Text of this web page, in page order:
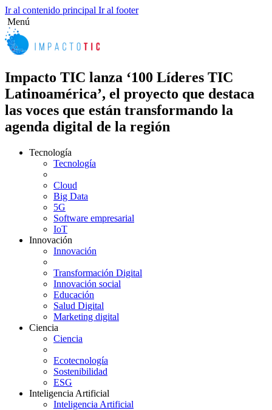
Ir al contenido principal Ir al footer
Menú
Impacto TIC lanza ‘100 Líderes TIC
Latinoamérica’, el proyecto que destaca
las voces que están transformando la
agenda digital de la región
Tecnología
Tecnología
Cloud
Big Data
5G
Software empresarial
IoT
Innovación
Innovación
Transformación Digital
Innovación social
Educación
Salud Digital
Marketing digital
Ciencia
Ciencia
Ecotecnología
Sostenibilidad
ESG
Inteligencia Artificial
Inteligencia Artificial